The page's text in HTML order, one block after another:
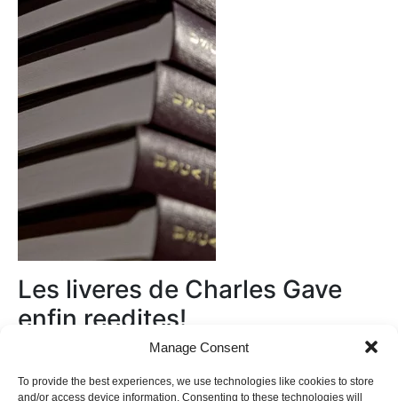
Manage Consent
To provide the best experiences, we use technologies like cookies to store
and/or access device information. Consenting to these technologies will
Les liveres de Charles Gave
enfin reedites!